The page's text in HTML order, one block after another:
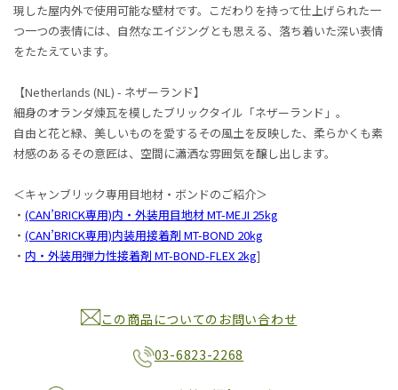
現した屋内外で使用可能な壁材です。こだわりを持って仕上げられた一
つ一つの表情には、自然なエイジングとも思える、落ち着いた深い表情
をたたえています。
【Netherlands (NL) - ネザーランド】
細身のオランダ煉瓦を模したブリックタイル「ネザーランド」。
自由と花と緑、美しいものを愛するその風土を反映した、柔らかくも素
材感のあるその意匠は、空間に瀟洒な雰囲気を醸し出します。
＜キャンブリック専用目地材・ボンドのご紹介＞
・ (CAN’BRICK専用)内・外装用目地材 MT-MEJI 25kg
・ (CAN’BRICK専用)内装用接着剤 MT-BOND 20kg
・ 内・外装用弾力性接着剤 MT-BOND-FLEX 2kg]
この商品についてのお問い合わせ
03-6823-2268